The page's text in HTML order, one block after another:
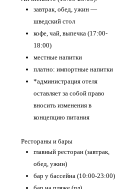
завтрак, обед, ужин —
шведский стол
кофе, чай, выпечка (17:00-
18:00)
местные напитки
платно: импортные напитки
*администрация отеля
оставляет за собой право
вносить изменения в
концепцию питания
Рестораны и бары
главный ресторан (завтрак,
обед, ужин)
бар у бассейна (10:00-23:00)